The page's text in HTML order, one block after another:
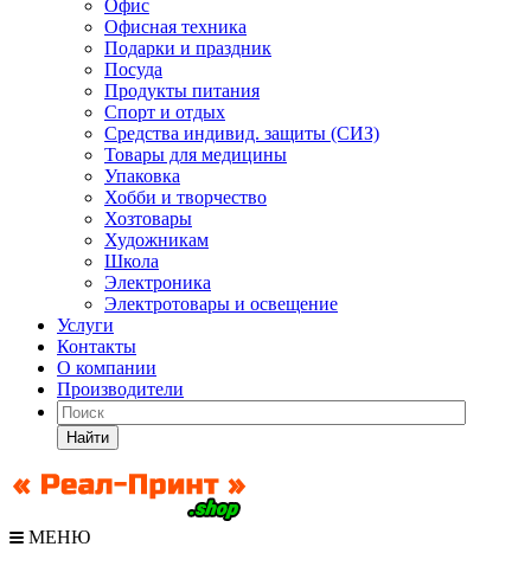
Офис
Офисная техника
Подарки и праздник
Посуда
Продукты питания
Спорт и отдых
Средства индивид. защиты (СИЗ)
Товары для медицины
Упаковка
Хобби и творчество
Хозтовары
Художникам
Школа
Электроника
Электротовары и освещение
Услуги
Контакты
О компании
Производители
Найти
МЕНЮ